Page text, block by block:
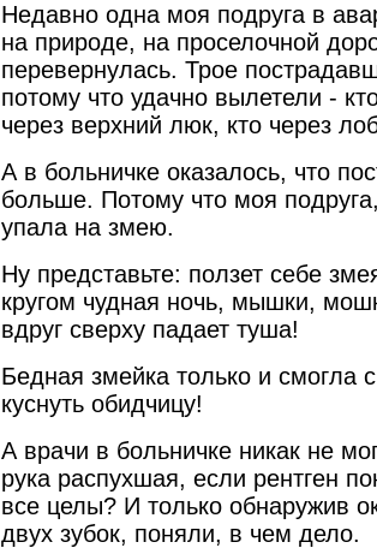
Недавно одна моя подруга в
на природе, на проселочной
перевернулась. Трое
потому что удачно вылетели -
через верхний люк, кто через
А в больничке оказалось, что
больше. Потому что моя
упала на змею.
Ну представьте: ползет себе
кругом чудная ночь, мышки,
вдруг сверху падает туша!
Бедная змейка только и смогла с
куснуть обидчицу!
А врачи в больничке никак не
рука распухшая, если рентген
все целы? И только обнаружив
двух зубок, поняли, в чем дело.